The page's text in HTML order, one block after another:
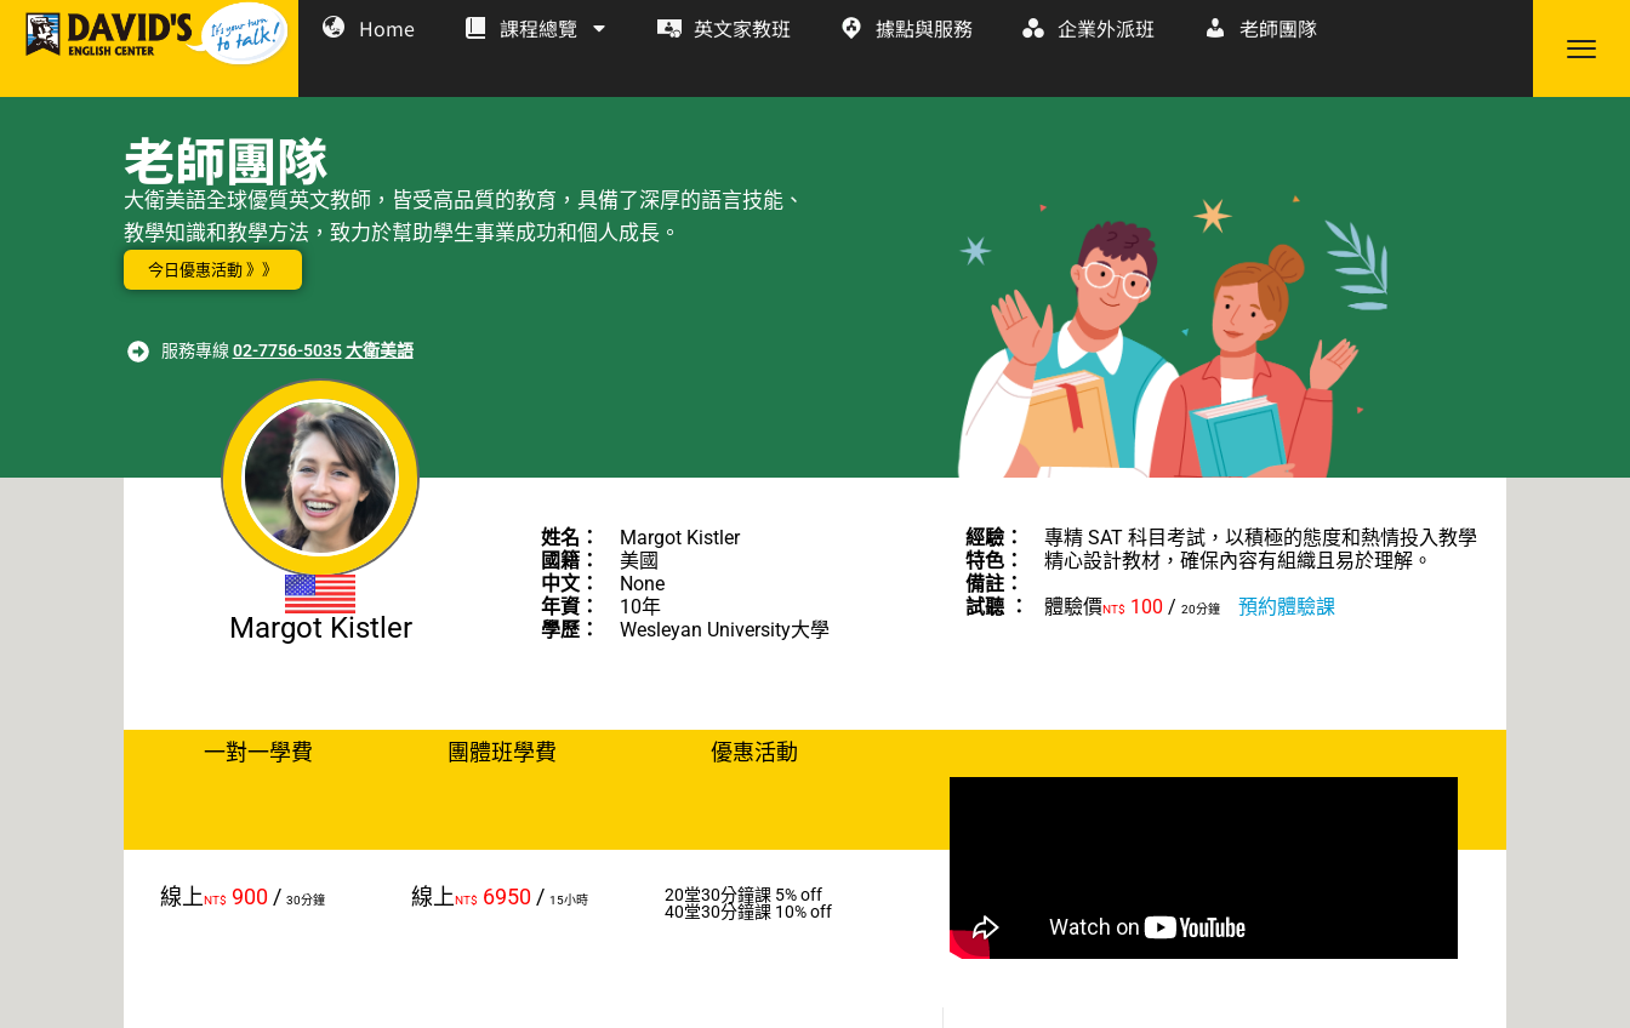
Home 課程總覽 英文家教班 據點與服務 企業外派班 老師團隊
老師團隊
大衛美語全球優質英文教師，皆受高品質的教育，具備了深厚的語言技能、
教學知識和教學方法，致力於幫助學生事業成功和個人成長。
服務專線 02-7756-5035 大衛美語
今日優惠活動 》》
Margot Kistler
姓名：
Margot Kistler
國籍：
美國
中文：
None
年資：
10年
學歷：
Wesleyan University大學
經驗：
專精 SAT 科目考試，以積極的態度和熱情投入教學
特色：
精心設計教材，確保內容有組織且易於理解。
備註：
試聽 ：
體驗價NT$ 100 /20分鐘 預約體驗課
一對一學費 團體班學費 優惠活動
線上NT$ 900 / 30分鐘 線上NT$ 6950/ 15小時
20堂30分鐘課 5% off
40堂30分鐘課 10% off